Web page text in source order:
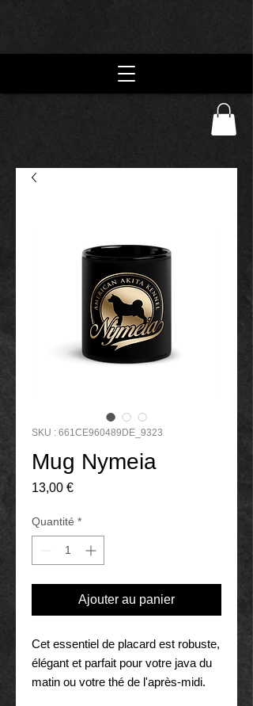
SKU : 661CE960489DE_9323
Mug Nymeia
13,00 €Prix
Quantité *
Ajouter au panier
Cet essentiel de placard est robuste,
élégant et parfait pour votre java du
matin ou votre thé de l'après-midi.